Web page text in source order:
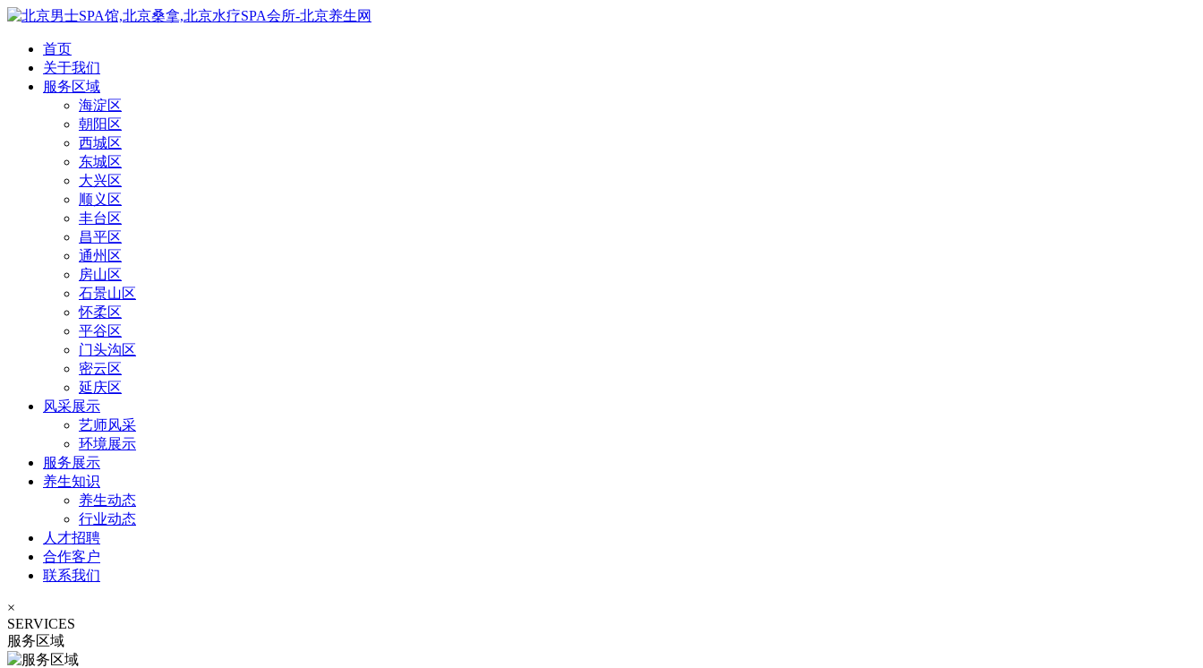
首页
关于我们
服务区域
海淀区
朝阳区
西城区
东城区
大兴区
顺义区
丰台区
昌平区
通州区
房山区
石景山区
怀柔区
平谷区
门头沟区
密云区
延庆区
风采展示
艺师风采
环境展示
服务展示
养生知识
养生动态
行业动态
人才招聘
合作客户
联系我们
×
SERVICES
服务区域